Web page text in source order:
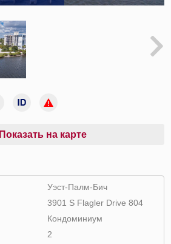
Показать на карте
Уэст-Палм-Бич
3901 S Flagler Drive 804
Кондоминиум
2